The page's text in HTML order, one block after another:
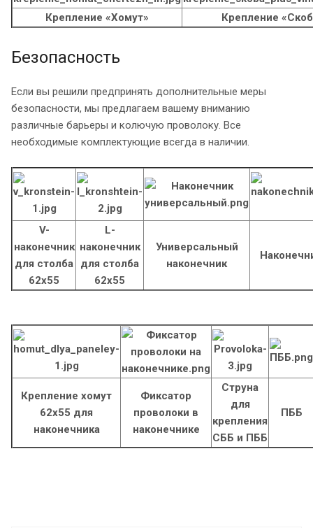
Крепление «Хомут» Крепление
Безопасность
Если вы решили предпринять дополнительные меры
безопасности, мы предлагаем вашему вниманию
различные барьеры и колючую проволоку. Все
необходимые комплектующие всегда в наличии.
V-
наконечник
для столба
62х55
L-
наконечник
для столба
62х55
Универсальный
наконечник
Крепление хомут
62х55 для
наконечника
Фиксатор
проволоки в
наконечнике
Струна
для
крепления
СББ и ПББ
ПББ